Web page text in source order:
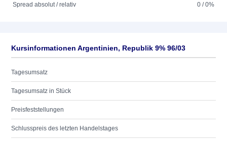
Spread absolut / relativ
0 / 0%
Kursinformationen Argentinien, Republik 9% 96/03
Tagesumsatz
Tagesumsatz in Stück
Preisfeststellungen
Schlusspreis des letzten Handelstages